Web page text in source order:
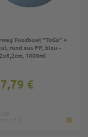
Foodbowl "ToGo" +
rund aus PP, blau -
1000ml
€